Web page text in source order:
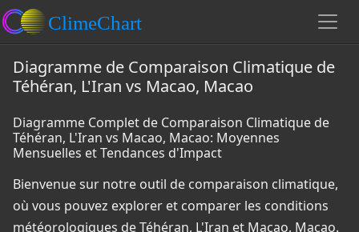
Diagramme de Comparaison Climatique de
Téhéran, L'Iran vs Macao, Macao
Diagramme Complet de Comparaison Climatique de
Téhéran, L'Iran vs Macao, Macao: Moyennes
Mensuelles et Tendances d'Impact
Bienvenue sur notre outil de comparaison climatique,
où vous pouvez explorer et comparer les conditions
météorologiques de Téhéran, L'Iran et Macao, Macao.